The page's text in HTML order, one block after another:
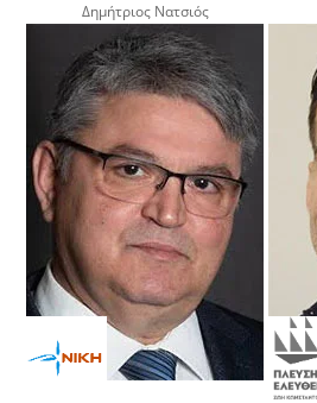
Δημήτριος Νατσιός